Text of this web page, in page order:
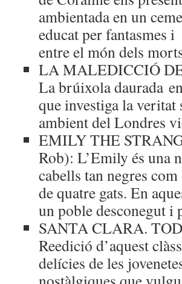
ambientada en un
educat per fantasmes
entre el món dels
LA MALEDICCIÓ
La brúixola daurada
que investiga la veritat
ambient del Londres
EMILY THE
Rob): L’Emily és una
cabells tan negres
de quatre gats. En
un poble desconegut i
SANTA CLARA.
Reedició d’aquest
delícies de les